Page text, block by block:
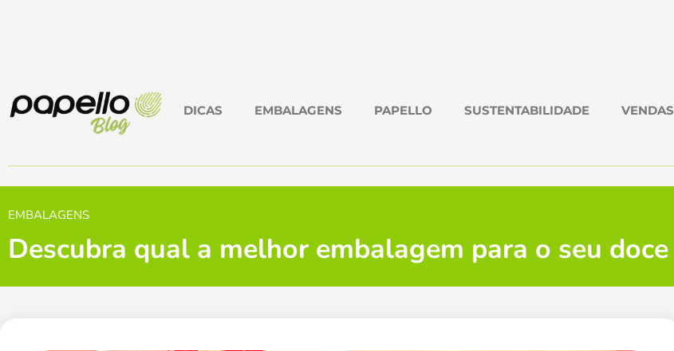
DICAS EMBALAGENS PAPELLO SUSTENTABILIDADE VENDAS
EMBALAGENS
Descubra qual a melhor embalagem para o seu doce